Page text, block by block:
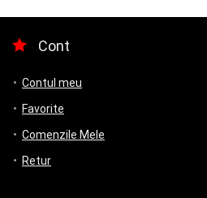
Cont
Contul meu
Favorite
Comenzile Mele
Retur